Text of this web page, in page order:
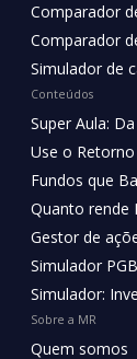
Comparador
Comparador
Simulador de
Conteúdos
Super Aula:
Use o
Fundos que
Quanto rende
Gestor de
Simulador
Simulador:
Sobre a MR
Quem somos